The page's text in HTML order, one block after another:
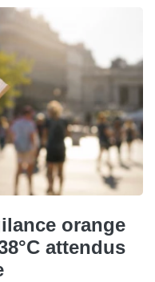
orange
attendus